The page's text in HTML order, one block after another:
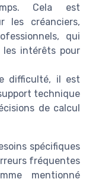
Cela est
les créanciers,
qui
les intérêts pour
difficulté, il est
technique
de calcul
spécifiques
fréquentes
mentionné